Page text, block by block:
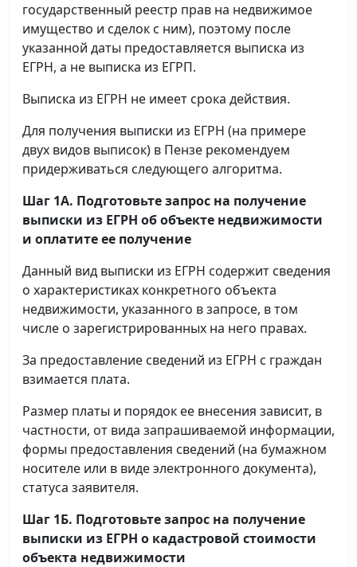
государственный реестр прав на недвижимое
имущество и сделок с ним), поэтому после
указанной даты предоставляется выписка из
ЕГРН, а не выписка из ЕГРП.
Выписка из ЕГРН не имеет срока действия.
Для получения выписки из ЕГРН (на примере
двух видов выписок) в Пензе рекомендуем
придерживаться следующего алгоритма.
Шаг 1А. Подготовьте запрос на получение
выписки из ЕГРН об объекте недвижимости
и оплатите ее получение
Данный вид выписки из ЕГРН содержит сведения
о характеристиках конкретного объекта
недвижимости, указанного в запросе, в том
числе о зарегистрированных на него правах.
За предоставление сведений из ЕГРН с граждан
взимается плата.
Размер платы и порядок ее внесения зависит, в
частности, от вида запрашиваемой информации,
формы предоставления сведений (на бумажном
носителе или в виде электронного документа),
статуса заявителя.
Шаг 1Б. Подготовьте запрос на получение
выписки из ЕГРН о кадастровой стоимости
объекта недвижимости